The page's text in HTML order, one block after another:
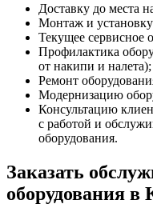
Доставку до места
Монтаж и
Текущее сервисное
Профилактика
от накипи и налета);
Ремонт
Модернизацию
Консультацию
с работой и
оборудования.
Заказать
оборудования